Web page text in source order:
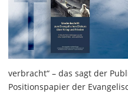
verbracht“ – das sagt der
Positionspapier der